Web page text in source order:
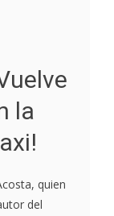
la
quien
del